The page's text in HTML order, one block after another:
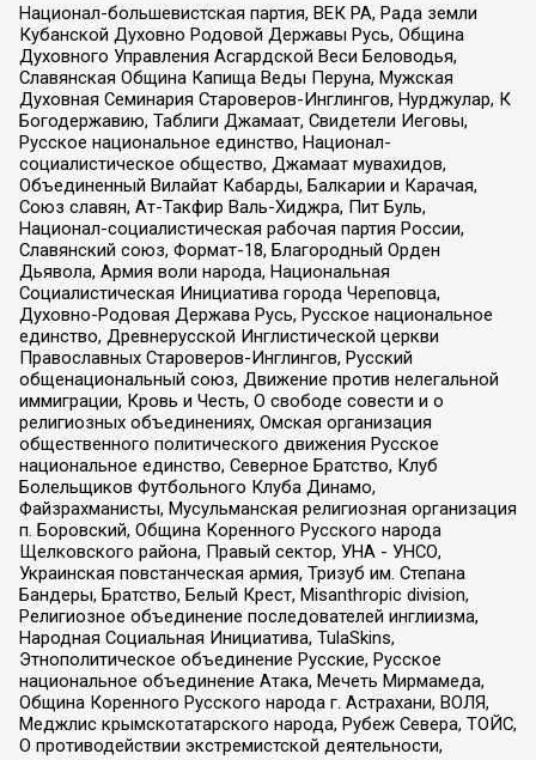
Национал-большевистская партия, ВЕК РА, Рада земли
Кубанской Духовно Родовой Державы Русь, Община
Духовного Управления Асгардской Веси Беловодья,
Славянская Община Капища Веды Перуна, Мужская
Духовная Семинария Староверов-Инглингов, Нурджулар, К
Богодержавию, Таблиги Джамаат, Свидетели Иеговы,
Русское национальное единство, Национал-
социалистическое общество, Джамаат мувахидов,
Объединенный Вилайат Кабарды, Балкарии и Карачая,
Союз славян, Ат-Такфир Валь-Хиджра, Пит Буль,
Национал-социалистическая рабочая партия России,
Славянский союз, Формат-18, Благородный Орден
Дьявола, Армия воли народа, Национальная
Социалистическая Инициатива города Череповца,
Духовно-Родовая Держава Русь, Русское национальное
единство, Древнерусской Инглистической церкви
Православных Староверов-Инглингов, Русский
общенациональный союз, Движение против нелегальной
иммиграции, Кровь и Честь, О свободе совести и о
религиозных объединениях, Омская организация
общественного политического движения Русское
национальное единство, Северное Братство, Клуб
Болельщиков Футбольного Клуба Динамо,
Файзрахманисты, Мусульманская религиозная организация
п. Боровский, Община Коренного Русского народа
Щелковского района, Правый сектор, УНА - УНСО,
Украинская повстанческая армия, Тризуб им. Степана
Бандеры, Братство, Белый Крест, Misanthropic division,
Религиозное объединение последователей инглиизма,
Народная Социальная Инициатива, TulaSkins,
Этнополитическое объединение Русские, Русское
национальное объединение Атака, Мечеть Мирмамеда,
Община Коренного Русского народа г. Астрахани, ВОЛЯ,
Меджлис крымскотатарского народа, Рубеж Севера, ТОЙС,
О противодействии экстремистской деятельности,